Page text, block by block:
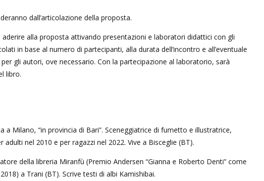
dall’articolazione della proposta.
alla proposta attivando presentazioni e laboratori didattici con gli
in base al numero di partecipanti, alla durata dell’incontro e all’eventuale
gli autori, ove necessario. Con la partecipazione al laboratorio, sarà
libro.
a Milano, “in provincia di Bari”. Sceneggiatrice di fumetto e illustratrice,
adulti nel 2010 e per ragazzi nel 2022. Vive a Bisceglie (BT).
della libreria Miranfù (Premio Andersen “Gianna e Roberto Denti” come
a Trani (BT). Scrive testi di albi Kamishibai.